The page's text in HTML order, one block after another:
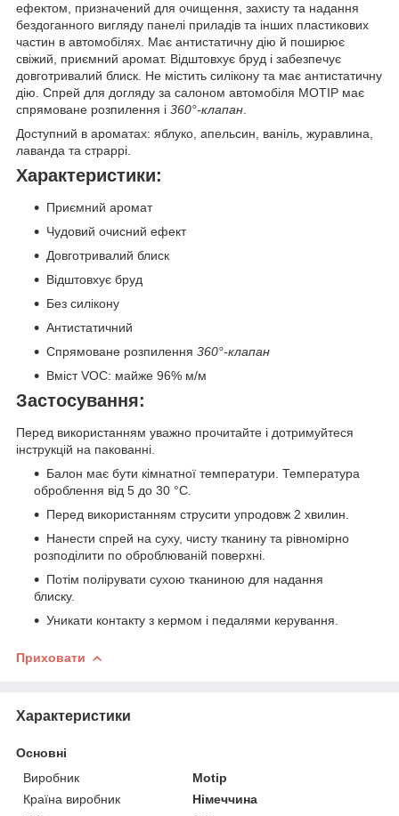
ефектом, призначений для очищення, захисту та надання
бездоганного вигляду панелі приладів та інших пластикових
частин в автомобілях. Має антистатичну дію й поширює
свіжий, приємний аромат. Відштовхує бруд і забезпечує
довготривалий блиск. Не містить силікону та має антистатичну
дію. Спрей для догляду за салоном автомобіля MOTIP має
спрямоване розпилення і 360°-клапан.
Доступний в ароматах: яблуко, апельсин, ваніль, журавлина,
лаванда та страррі.
Характеристики:
Приємний аромат
Чудовий очисний ефект
Довготривалий блиск
Відштовхує бруд
Без силікону
Антистатичний
Спрямоване розпилення 360°-клапан
Вміст VOC: майже 96% м/м
Застосування:
Перед використанням уважно прочитайте і дотримуйтеся
інструкцій на пакованні.
Балон має бути кімнатної температури. Температура
оброблення від 5 до 30 °C.
Перед використанням струсити упродовж 2 хвилин.
Нанести спрей на суху, чисту тканину та рівномірно
розподілити по оброблюваній поверхні.
Потім полірувати сухою тканиною для надання
блиску.
Уникати контакту з кермом і педалями керування.
Приховати
Характеристики
Основні
Виробник
Motip
Країна виробник
Німеччина